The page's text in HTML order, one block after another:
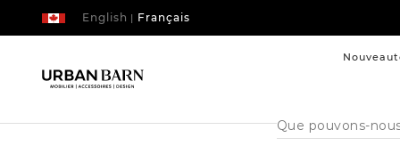
| Français
English
Cataloque
de